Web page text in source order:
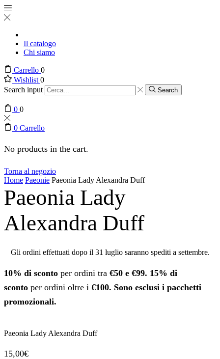
Il catalogo
Chi siamo
Carrello 0
Wishlist 0
Search input
Search
0 0
0 Carrello
No products in the cart.
Torna al negozio
Home Paeonie Paeonia Lady Alexandra Duff
Paeonia Lady
Alexandra Duff
Gli ordini effettuati dopo il 31 luglio saranno spediti a settembre.
10% di sconto per ordini tra €50 e €99. 15% di
sconto per ordini oltre i €100. Sono esclusi i pacchetti
promozionali.
Paeonia Lady Alexandra Duff
15,00€